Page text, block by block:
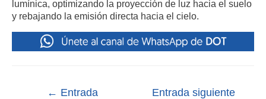
lumínica, optimizando la proyección de luz hacia el suelo
y rebajando la emisión directa hacia el cielo.
← Entrada
Entrada siguiente